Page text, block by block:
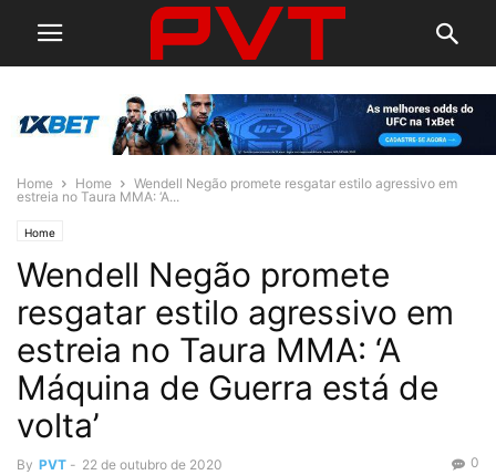
Home Home
Wendell Negão promete resgatar estilo agressivo em
estreia no Taura MMA: ‘A...
Home
Wendell Negão promete
resgatar estilo agressivo em
estreia no Taura MMA: ‘A
Máquina de Guerra está de
volta’
By PVT - 22 de outubro de 2020 0